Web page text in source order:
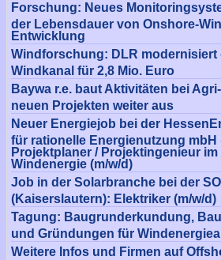
Forschung: Neues
der Lebensdauer von Onshore-
Entwicklung
Windforschung: DLR modernisiert
Windkanal für 2,8 Mio. Euro
Baywa r.e. baut Aktivitäten bei
neuen Projekten weiter aus
Neuer Energiejob bei der
für rationelle Energienutzung mbH
Projektplaner / Projektingenieur im
Windenergie (m/w/d)
Job in der Solarbranche bei der
(Kaiserslautern): Elektriker (m/w/d)
Tagung: Baugrunderkundung,
und Gründungen für
Weitere Infos und Firmen auf